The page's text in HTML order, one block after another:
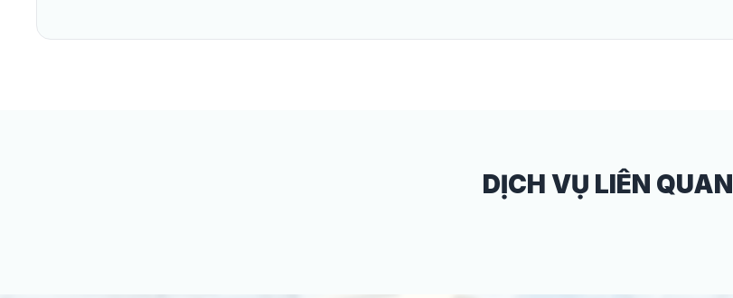
DỊCH VỤ LIÊN QUAN